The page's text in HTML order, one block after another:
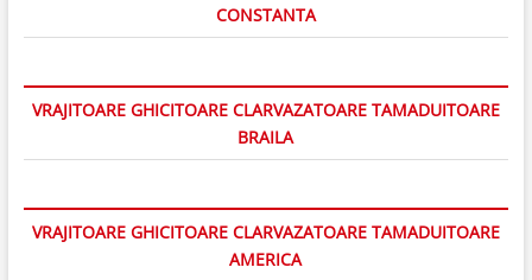
CONSTANTA
VRAJITOARE GHICITOARE CLARVAZATOARE TAMADUITOARE
BRAILA
VRAJITOARE GHICITOARE CLARVAZATOARE TAMADUITOARE
AMERICA